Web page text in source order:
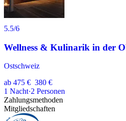
5.5/6
Wellness & Kulinarik in der
Ostschweiz
ab 475 € 380 €
1 Nacht·2 Personen
Zahlungsmethoden
Mitgliedschaften